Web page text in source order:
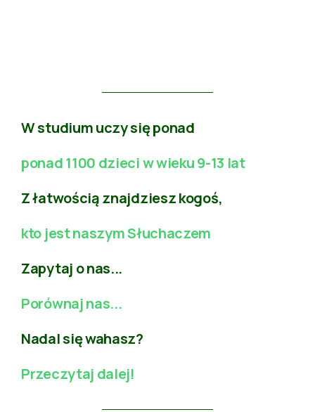
W studium uczy się ponad
ponad 1100 dzieci w wieku 9-13 lat
Z łatwością znajdziesz kogoś,
kto jest naszym Słuchaczem
Zapytaj o nas...
Porównaj nas...
Nadal się wahasz?
Przeczytaj dalej!